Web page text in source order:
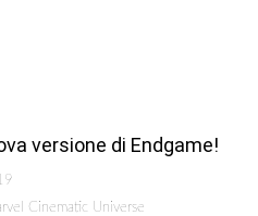
versione di Endgame!
Cinematic Universe